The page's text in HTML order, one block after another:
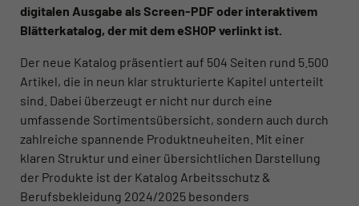
digitalen Ausgabe als Screen-PDF oder interaktivem
Blätterkatalog, der mit dem eSHOP verlinkt ist.
Der neue Katalog präsentiert auf 504 Seiten rund 5.500
Artikel, die in neun klar strukturierte Kapitel unterteilt
sind. Dabei überzeugt er nicht nur durch eine
umfassende Sortimentsübersicht, sondern auch durch
zahlreiche spannende Produktneuheiten. Mit einer
klaren Struktur und einer übersichtlichen Darstellung
der Produkte ist der Katalog Arbeitsschutz &
Berufsbekleidung 2024/2025 besonders